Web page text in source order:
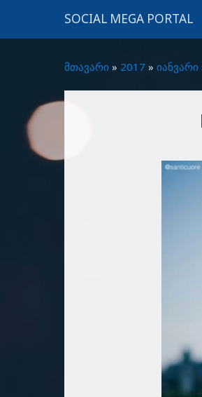
SOCIAL MEGA PORTAL
მთავარი » 2017 » იანვარი